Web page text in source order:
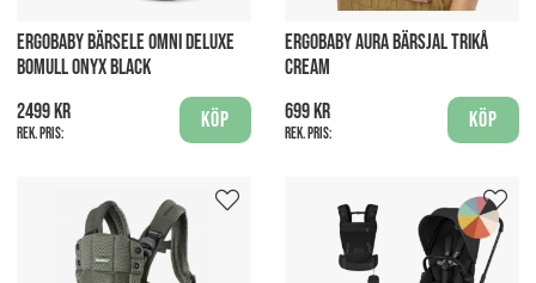
ERGOBABY BÄRSELE OMNI DELUXE
BOMULL ONYX BLACK
2499 kr
Rek. pris:
Köp
ERGOBABY AURA BÄRSJAL TRIKÅ
CREAM
699 kr
Rek. pris:
Köp